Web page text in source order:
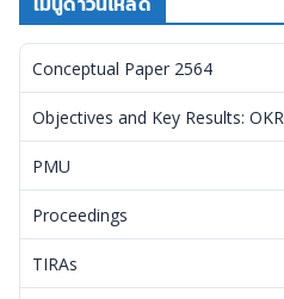
Conceptual Paper 2564
Objectives and Key Results: OKR
PMU
Proceedings
TIRAs